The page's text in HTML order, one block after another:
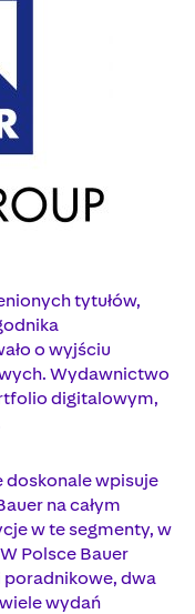
tytułów,
o wyjściu
Wydawnictwo
digitalowym,
doskonale wpisuje
na całym
w te segmenty, w
Polsce Bauer
dwa
wydań